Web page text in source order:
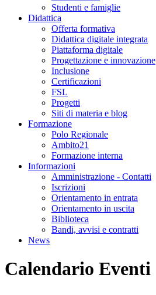
Studenti e famiglie
Didattica
Offerta formativa
Didattica digitale integrata
Piattaforma digitale
Progettazione e innovazione
Inclusione
Certificazioni
FSL
Progetti
Siti di materia e blog
Formazione
Polo Regionale
Ambito21
Formazione interna
Informazioni
Amministrazione - Contatti
Iscrizioni
Orientamento in entrata
Orientamento in uscita
Biblioteca
Bandi, avvisi e contratti
News
Calendario Eventi